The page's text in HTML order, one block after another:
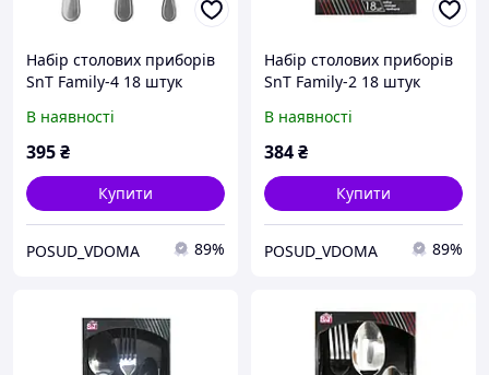
Набір столових приборів
SnT Family-4 18 штук
В наявності
395₴
Купити
POSUD_VDOMA 89%
Набір столових приборів
SnT Family-2 18 штук
В наявності
384₴
Купити
POSUD_VDOMA 89%